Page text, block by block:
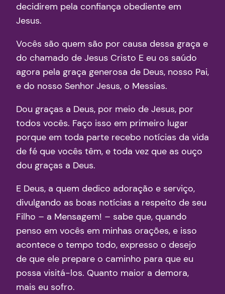
decidirem pela confiança obediente em
Jesus.
Vocês são quem são por causa dessa graça e
do chamado de Jesus Cristo E eu os saúdo
agora pela graça generosa de Deus, nosso Pai,
e do nosso Senhor Jesus, o Messias.
Dou graças a Deus, por meio de Jesus, por
todos vocês. Faço isso em primeiro lugar
porque em toda parte recebo notícias da vida
de fé que vocês têm, e toda vez que as ouço
dou graças a Deus.
E Deus, a quem dedico adoração e serviço,
divulgando as boas notícias a respeito de seu
Filho – a Mensagem! – sabe que, quando
penso em vocês em minhas orações, e isso
acontece o tempo todo, expresso o desejo
de que ele prepare o caminho para que eu
possa visitá-los. Quanto maior a demora,
mais eu sofro.